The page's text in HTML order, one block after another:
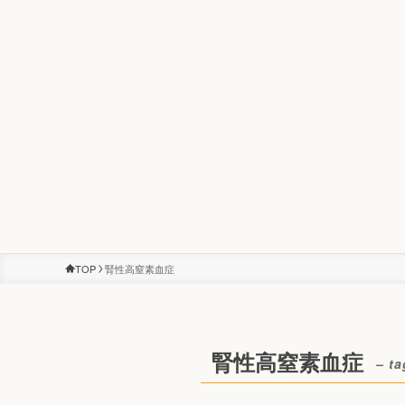
TOP 腎性高窒素血症
腎性高窒素血症 –